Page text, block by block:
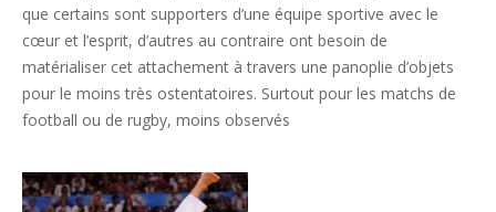
que certains sont supporters d’une équipe sportive avec le
cœur et l’esprit, d’autres au contraire ont besoin de
matérialiser cet attachement à travers une panoplie d’objets
pour le moins très ostentatoires. Surtout pour les matchs de
football ou de rugby, moins observés